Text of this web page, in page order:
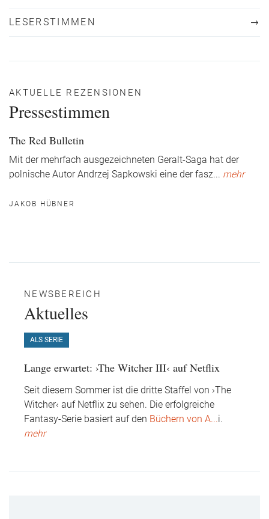
LESERSTIMMEN
AKTUELLE REZENSIONEN
Pressestimmen
The Red Bulletin
Mit der mehrfach ausgezeichneten Geralt-Saga hat der
polnische Autor Andrzej Sapkowski eine der fasz... mehr
JAKOB HÜBNER
NEWSBEREICH
Aktuelles
ALS SERIE
Lange erwartet: ›The Witcher III‹ auf Netflix
Seit diesem Sommer ist die dritte Staffel von ›The
Witcher‹ auf Netflix zu sehen. Die erfolgreiche
Fantasy-Serie basiert auf den Büchern von A...i.
mehr